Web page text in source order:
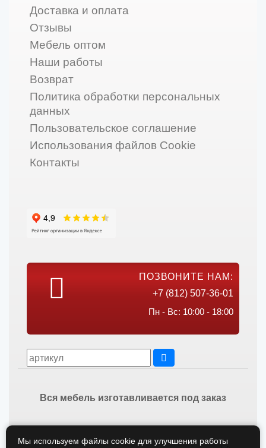
Доставка и оплата
Отзывы
Мебель оптом
Наши работы
Возврат
Политика обработки персональных
данных
Пользовательское соглашение
Использования файлов Cookie
Контакты
ПОЗВОНИТЕ НАМ:
+7 (812) 507-36-01
Пн - Вс: 10:00 - 18:00
Вся мебель изготавливается под заказ
Мы используем файлы cookie для улучшения работы